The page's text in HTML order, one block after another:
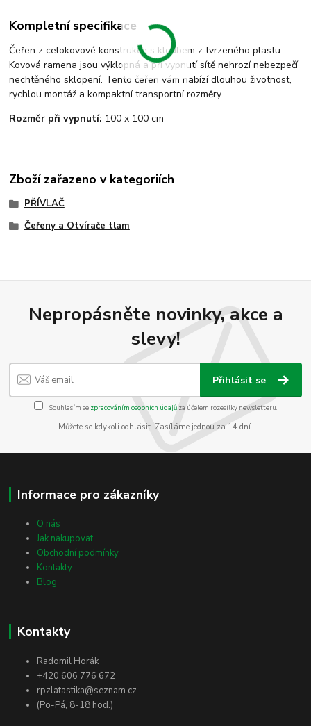
Kompletní specifikace
Čeřen z celokovové konstrukce s kloubem z tvrzeného plastu.
Kovová ramena jsou výklopná a při vypnutí sítě nehrozí nebezpečí
nechtěného sklopení. Tento čeřen vám nabízí dlouhou životnost,
rychlou montáž a kompaktní transportní rozměry.
Rozměr při vypnutí: 100 x 100 cm
Zboží zařazeno v kategoriích
PŘÍVLAČ
Čeřeny a Otvírače tlam
Nepropásněte novinky, akce a
slevy!
Přihlásit se
Souhlasím se zpracováním osobních údajůza účelem rozesílky newsletteru.
Můžete se kdykoli odhlásit. Zasíláme jednou za 14 dní.
Informace pro zákazníky
O nás
Jak nakupovat
Obchodní podmínky
Kontakty
Blog
Kontakty
Radomil Horák
+420 606 776 672
rpzlatastika@seznam.cz
(Po-Pá, 8-18 hod.)